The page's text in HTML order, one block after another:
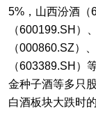
5%，山西汾酒（
（600199.SH）
（000860.SZ）
（603389.SH）
金种子酒等多只
白酒板块大跌时的